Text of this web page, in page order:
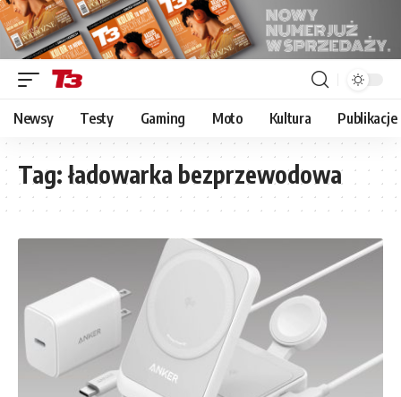
Newsy Testy Gaming Moto Kultura Publikacje
Tag:ładowarka bezprzewodowa